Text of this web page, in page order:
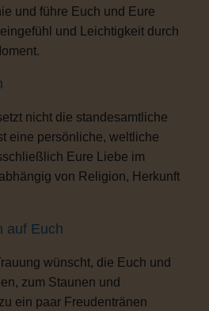
und führe Euch und Eure
und Leichtigkeit durch
nicht die standesamtliche
eine persönliche, weltliche
Eure Liebe im
von Religion, Herkunft
auf Euch
wünscht, die Euch und
zum Staunen und
ein paar Freudentränen